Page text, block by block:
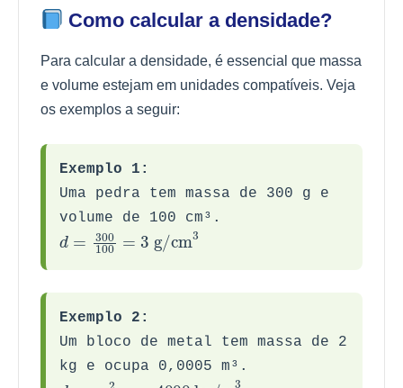
Como calcular a densidade?
Para calcular a densidade, é essencial que massa
e volume estejam em unidades compatíveis. Veja
os exemplos a seguir:
Exemplo 1:
Uma pedra tem massa de 300 g e
volume de 100 cm³.
d 300100 = 3g/cm
Exemplo 2:
Um bloco de metal tem massa de 2
kg e ocupa 0,0005 m³.
d 0,000 4000 kg/m